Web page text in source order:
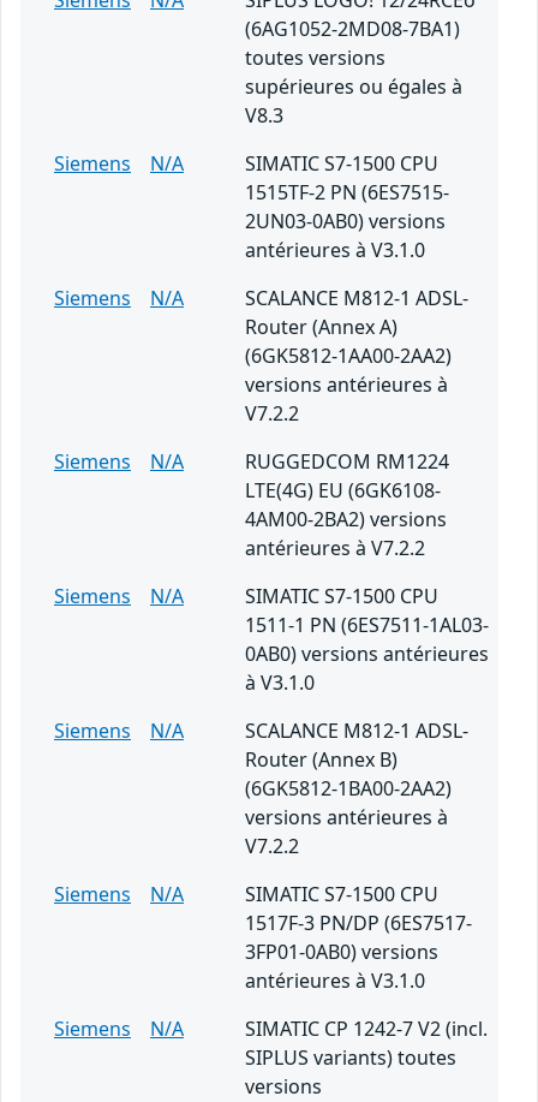
(6AG1052-2MD08-7BA1)
toutes versions
supérieures ou égales à
V8.3
Siemens
N/A
SIMATIC S7-1500 CPU
1515TF-2 PN (6ES7515-
2UN03-0AB0) versions
antérieures à V3.1.0
Siemens
N/A
SCALANCE M812-1 ADSL-
Router (Annex A)
(6GK5812-1AA00-2AA2)
versions antérieures à
V7.2.2
Siemens
N/A
RUGGEDCOM RM1224
LTE(4G) EU (6GK6108-
4AM00-2BA2) versions
antérieures à V7.2.2
Siemens
N/A
SIMATIC S7-1500 CPU
1511-1 PN (6ES7511-1AL03-
0AB0) versions antérieures
à V3.1.0
Siemens
N/A
SCALANCE M812-1 ADSL-
Router (Annex B)
(6GK5812-1BA00-2AA2)
versions antérieures à
V7.2.2
Siemens
N/A
SIMATIC S7-1500 CPU
1517F-3 PN/DP (6ES7517-
3FP01-0AB0) versions
antérieures à V3.1.0
Siemens
N/A
SIMATIC CP 1242-7 V2 (incl.
SIPLUS variants) toutes
versions